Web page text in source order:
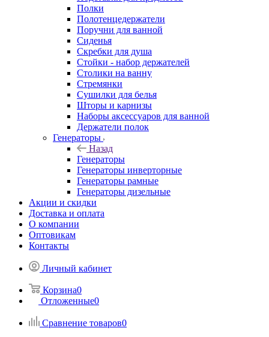
Полки
Полотенцедержатели
Поручни для ванной
Сиденья
Скребки для душа
Стойки - набор держателей
Столики на ванну
Стремянки
Сушилки для белья
Шторы и карнизы
Наборы аксессуаров для ванной
Держатели полок
Генераторы
Назад
Генераторы
Генераторы инверторные
Генераторы рамные
Генераторы дизельные
Акции и скидки
Доставка и оплата
О компании
Оптовикам
Контакты
Личный кабинет
Корзина0
Отложенные0
Сравнение товаров0